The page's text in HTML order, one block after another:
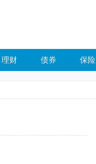
理财 债券 保险